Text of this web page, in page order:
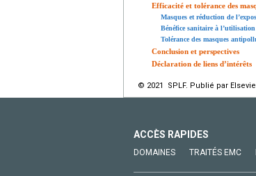
Efficacité et tolérance des
Masques et réduction de
Bénéfice sanitaire à
Tolérance des masques
Conclusion et perspectives
Déclaration de liens d’intérêts
© 2021 SPLF. Publié par
ACCÈS RAPIDES
DOMAINES TRAITÉS EMC